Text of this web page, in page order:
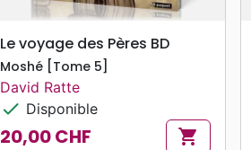
search APERÇU RAPIDE
Le voyage des Pères BD
Moshé [Tome 5]
David Ratte
check Disponible
Prix
20,00 CHF shopping_cart